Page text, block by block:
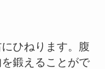
ひねります。腹
鍛えることがで